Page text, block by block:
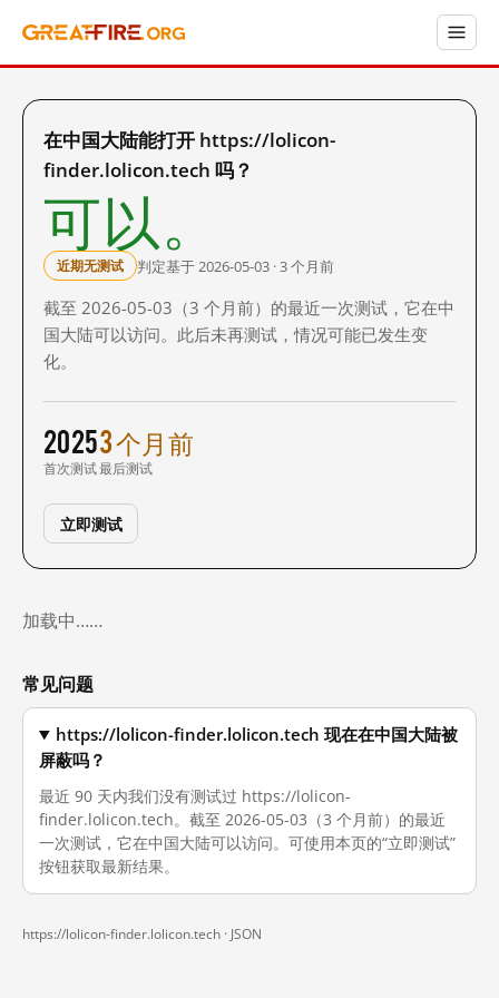
在中国大陆能打开 https://lolicon-
finder.lolicon.tech 吗？
可以。
近期无测试 判定基于 2026-05-03 · 3 个月前
截至 2026-05-03（3 个月前）的最近一次测试，它在中
国大陆可以访问。此后未再测试，情况可能已发生变
化。
2025
首次测试
3 个月前
最后测试
立即测试
加载中……
常见问题
https://lolicon-finder.lolicon.tech 现在在中国大陆被
屏蔽吗？
最近 90 天内我们没有测试过 https://lolicon-
finder.lolicon.tech。截至 2026-05-03（3 个月前）的最近
一次测试，它在中国大陆可以访问。可使用本页的“立即测试”
按钮获取最新结果。
https://lolicon-finder.lolicon.tech · JSON